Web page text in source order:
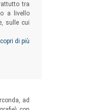
tra
a livello
sulle cui
di più
ad